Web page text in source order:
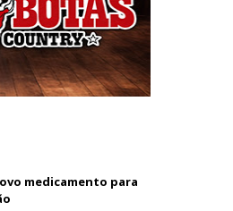
medicamento para